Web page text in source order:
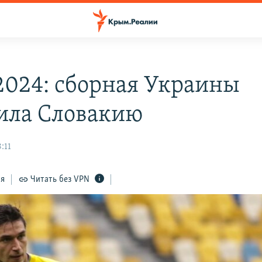
сборная Украины
Словакию
Читать без VPN